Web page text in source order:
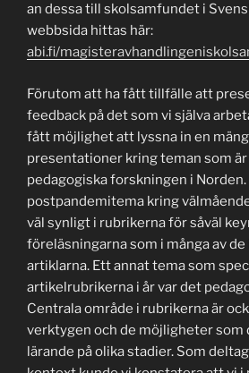
an dessa till skolsamfundet i
webbsida hittas här:
abi.fi/
Förutom att ha fått tillfälle att
feedback på det som vi själva
fått möjlighet att lyssna in en
presentationer kring teman som
pedagogiska forskningen i
postpandemitema kring
väl synligt i rubrikerna för såväl
föreläsningarna som i många av
artiklarna. Ett annat tema som
artikelrubrikerna i år var det
Centrala område i rubrikerna är
verktygen och de möjligheter som
lärande på olika stadier. Som